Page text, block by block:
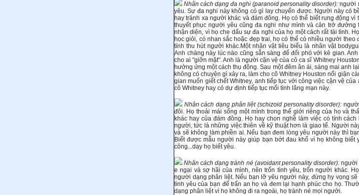
Nhân cách dạng đa nghi (paranoid personality disorder): người
yêu. Sự đa nghi này không có gì lay chuyển được. Người này có
hay tránh xa người khác và đám đông. Họ có thể biết rung động
thuyết phục người yêu cũng đa nghi như mình và cản trở
nhận diện, vì họ che dấu sự đa nghi của họ một cách rất tài tình.
học giỏi, có nhan sắc hoặc đẹp trai, họ có thể có nhiều người
tính thu hút người khác.Một nhân vật tiêu biểu là nhân vật
Anh chàng này lúc nào cũng sẵn sàng để đối phó với kẻ gian.
cho ai "giỡn mặt". Anh là người cận vệ của cô ca sĩ Whitney
hưởng ứng một cách thụ động. Sau một đêm ân ái, sáng mai anh
không có chuyện gì xảy ra, làm cho cô Whitney Houston nổi giận
gian muốn giết chết Whitney, anh tiếp tục với công việc cận vệ
cô Whitney hay có dự định tiếp tục mối tình lãng mạn này.
Nhân cách dạng phân liệt (schizoid personality disorder):
đôi. Họ thoải mái sống một mình trong thế giới riêng của họ và
khác hay của đám đông. Họ hay chọn nghề làm việc có tính
người, tức là những việc thiên về kỹ thuật hơn là giao tế. Người
và sẽ không làm phiền ai. Nếu bạn đem lòng yêu người này thì
Biết được mẫu người này giúp bạn bớt đau khổ vì họ không biết
công...dạy họ biết yêu.
Nhân cách dạng tránh né (avoidant personality disorder):người
e ngại và sợ hãi của mình, nên trốn tình yêu, trốn người khác.
người dạng phân liệt. Nếu bạn lỡ yêu người này, đừng hy vọng
tình yêu của bạn để trấn an họ và đem lại hạnh phúc cho họ.
dạng phân liệt vì họ không đi ra ngoài, họ tránh né mọi người.